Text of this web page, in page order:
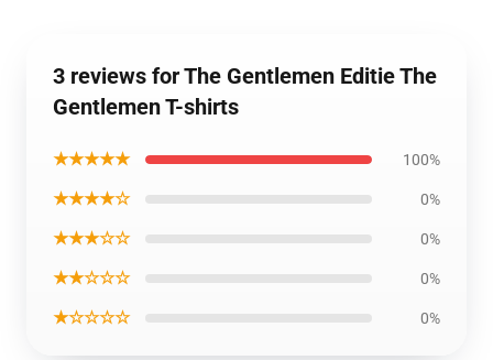
3 reviews for The Gentlemen Editie The
Gentlemen T-shirts
★★★★★ 100%
★★★★☆ 0%
★★★☆☆ 0%
★★☆☆☆ 0%
★☆☆☆☆ 0%